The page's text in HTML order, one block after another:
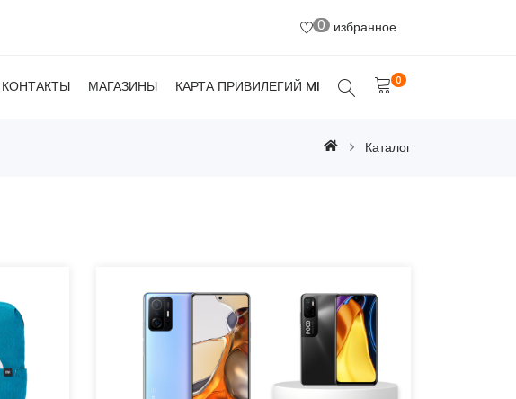
0 избранное
КОНТАКТЫ МАГАЗИНЫ КАРТА ПРИВИЛЕГИЙ MI 0
Каталог